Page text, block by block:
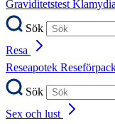
Graviditetstest
Sök
Resa
Reseapotek
Sök
Sex och lust